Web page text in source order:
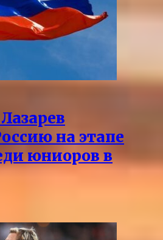
на этапе
юниоров в